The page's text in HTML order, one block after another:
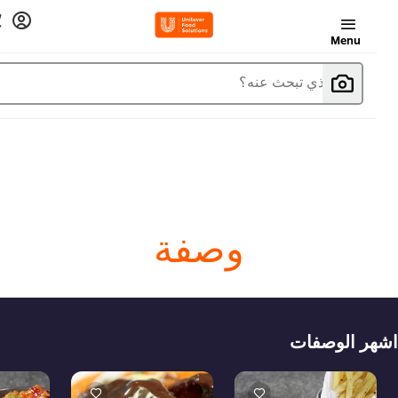
Menu
ما الذي تبحث عنه؟
وصفة
الوصفات